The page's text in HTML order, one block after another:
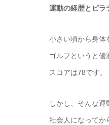
運動の経歴とピラ
小さい頃から身体
ゴルフというと
スコアは78です。
しかし、そんな運
社会人になってか